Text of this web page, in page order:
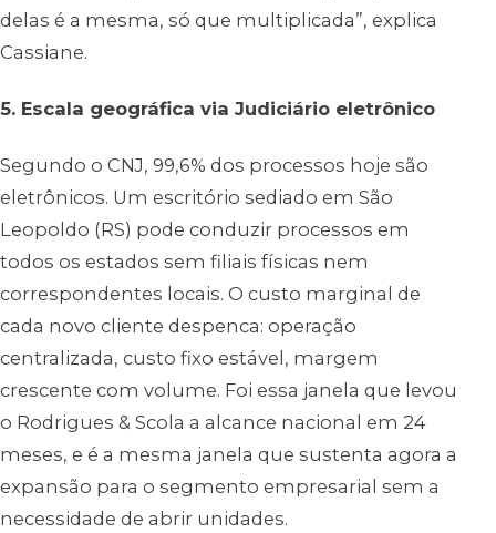
delas é a mesma, só que multiplicada”, explica
Cassiane.
5. Escala geográfica via Judiciário eletrônico
Segundo o CNJ, 99,6% dos processos hoje são
eletrônicos. Um escritório sediado em São
Leopoldo (RS) pode conduzir processos em
todos os estados sem filiais físicas nem
correspondentes locais. O custo marginal de
cada novo cliente despenca: operação
centralizada, custo fixo estável, margem
crescente com volume. Foi essa janela que levou
o Rodrigues & Scola a alcance nacional em 24
meses, e é a mesma janela que sustenta agora a
expansão para o segmento empresarial sem a
necessidade de abrir unidades.